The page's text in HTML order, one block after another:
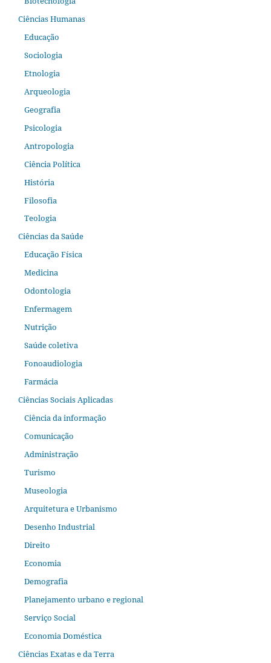
Ciências Humanas
Educação
Sociologia
Etnologia
Arqueologia
Geografia
Psicologia
Antropologia
Ciência Política
História
Filosofia
Teologia
Ciências da Saúde
Educação Física
Medicina
Odontologia
Enfermagem
Nutrição
Saúde coletiva
Fonoaudiologia
Farmácia
Ciências Sociais Aplicadas
Ciência da informação
Comunicação
Administração
Turismo
Museologia
Arquitetura e Urbanismo
Desenho Industrial
Direito
Economia
Demografia
Planejamento urbano e regional
Serviço Social
Economia Doméstica
Ciências Exatas e da Terra